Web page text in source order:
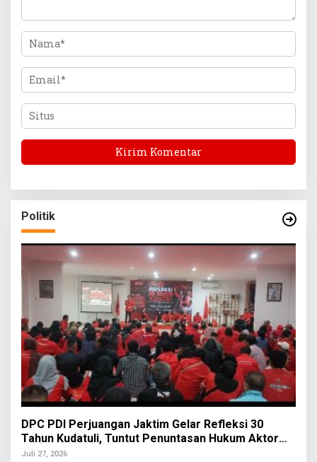
Politik
DPC PDI Perjuangan Jaktim Gelar Refleksi 30
Tahun Kudatuli, Tuntut Penuntasan Hukum Aktor
Intelektual
Juli 27, 2026